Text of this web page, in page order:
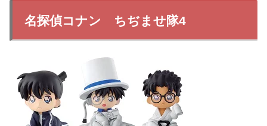
名探偵コナン ちぢませ隊4